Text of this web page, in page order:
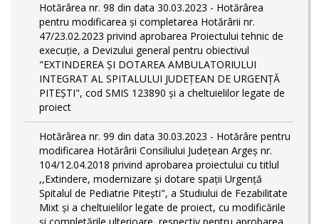
Hotărârea nr. 98 din data 30.03.2023 - Hotărârea
pentru modificarea și completarea Hotărârii nr.
47/23.02.2023 privind aprobarea Proiectului tehnic de
execuție, a Devizului general pentru obiectivul
"EXTINDEREA ȘI DOTAREA AMBULATORIULUI
INTEGRAT AL SPITALULUI JUDEȚEAN DE URGENȚĂ
PITEȘTI", cod SMIS 123890 și a cheltuielilor legate de
proiect
Hotărârea nr. 99 din data 30.03.2023 - Hotărâre pentru
modificarea Hotărârii Consiliului Județean Argeș nr.
104/12.04.2018 privind aprobarea proiectului cu titlul
,,Extindere, modernizare și dotare spații Urgență
Spitalul de Pediatrie Pitești", a Studiului de Fezabilitate
Mixt și a cheltuielilor legate de proiect, cu modificările